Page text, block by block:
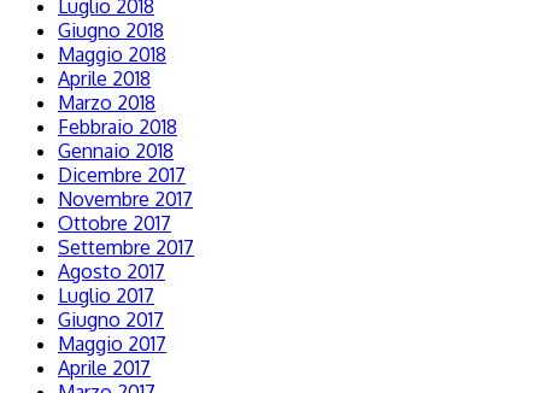
Luglio 2018
Giugno 2018
Maggio 2018
Aprile 2018
Marzo 2018
Febbraio 2018
Gennaio 2018
Dicembre 2017
Novembre 2017
Ottobre 2017
Settembre 2017
Agosto 2017
Luglio 2017
Giugno 2017
Maggio 2017
Aprile 2017